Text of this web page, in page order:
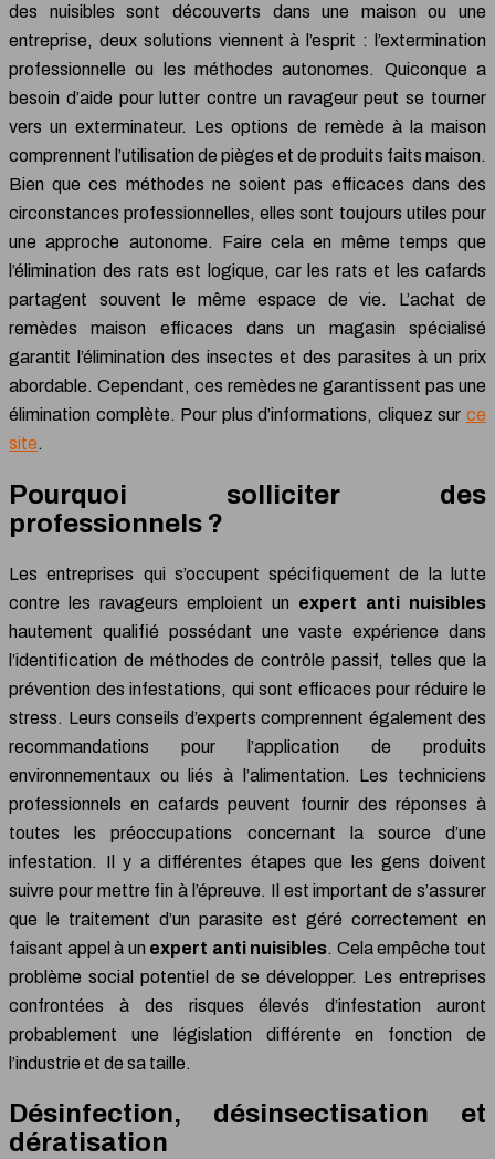
des nuisibles sont découverts dans une maison ou une
entreprise, deux solutions viennent à l’esprit : l’extermination
professionnelle ou les méthodes autonomes. Quiconque a
besoin d’aide pour lutter contre un ravageur peut se tourner
vers un exterminateur. Les options de remède à la maison
comprennent l’utilisation de pièges et de produits faits maison.
Bien que ces méthodes ne soient pas efficaces dans des
circonstances professionnelles, elles sont toujours utiles pour
une approche autonome. Faire cela en même temps que
l’élimination des rats est logique, car les rats et les cafards
partagent souvent le même espace de vie. L’achat de
remèdes maison efficaces dans un magasin spécialisé
garantit l’élimination des insectes et des parasites à un prix
abordable. Cependant, ces remèdes ne garantissent pas une
élimination complète. Pour plus d’informations, cliquez sur ce
site.
Pourquoi solliciter des
professionnels ?
Les entreprises qui s’occupent spécifiquement de la lutte
contre les ravageurs emploient un expert anti nuisibles
hautement qualifié possédant une vaste expérience dans
l’identification de méthodes de contrôle passif, telles que la
prévention des infestations, qui sont efficaces pour réduire le
stress. Leurs conseils d’experts comprennent également des
recommandations pour l’application de produits
environnementaux ou liés à l’alimentation. Les techniciens
professionnels en cafards peuvent fournir des réponses à
toutes les préoccupations concernant la source d’une
infestation. Il y a différentes étapes que les gens doivent
suivre pour mettre fin à l’épreuve. Il est important de s’assurer
que le traitement d’un parasite est géré correctement en
faisant appel à un expert anti nuisibles. Cela empêche tout
problème social potentiel de se développer. Les entreprises
confrontées à des risques élevés d’infestation auront
probablement une législation différente en fonction de
l’industrie et de sa taille.
Désinfection, désinsectisation et
dératisation